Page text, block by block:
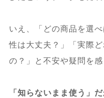
いえ、「どの商品を選
性は大丈夫？」「実際
の？」と不安や疑問を
「知らないまま使う」